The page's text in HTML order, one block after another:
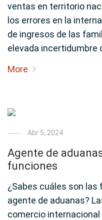
ventas en territorio
los errores en la
de ingresos de las
elevada incertidumbre
More
Abr 5, 2024
Agente de
funciones
¿Sabes cuáles son las
agente de aduanas?
comercio